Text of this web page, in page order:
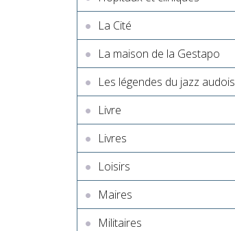
La Cité
La maison de la Gestapo
Les légendes du jazz audois
Livre
Livres
Loisirs
Maires
Militaires